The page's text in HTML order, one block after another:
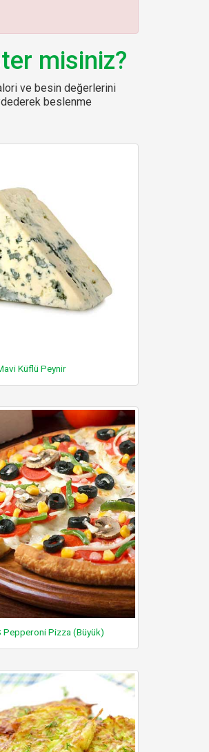
misiniz?
ve besin değerlerini
beslenme
Küflü Peynir
Pepperoni Pizza (Büyük)